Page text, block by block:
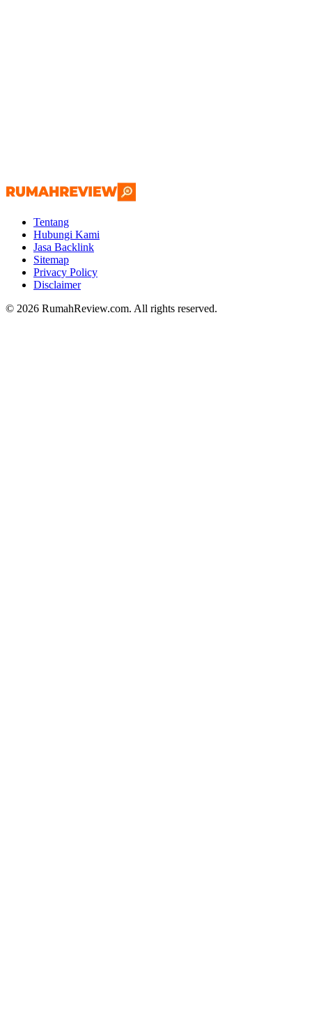
Tentang
Hubungi Kami
Jasa Backlink
Sitemap
Privacy Policy
Disclaimer
© 2026 RumahReview.com. All rights reserved.